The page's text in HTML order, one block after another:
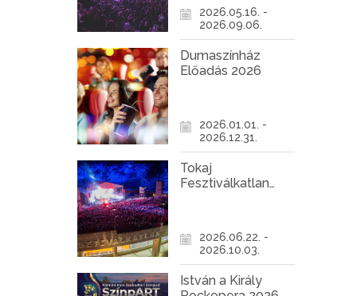
2026.05.16. -
2026.09.06.
Dumaszínház
Előadás 2026
2026.01.01. -
2026.12.31.
Tokaj
Fesztiválkatlan
2026.06.22. -
2026.10.03.
István a Király